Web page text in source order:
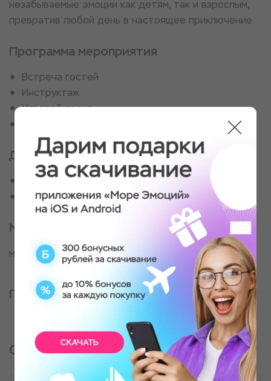
незабываемые эмоции как детям, так и взрослым,
превратив любой день в настоящее приключение.
Программа мероприятия
Встреча гостей
Инструктаж
Игровой сеанс
Для кого
Для отважных приключенцев
Для веселой компании
Место проведения
м-н ХБК
Партнер, оказывающий услугу
Отзывы о подарке